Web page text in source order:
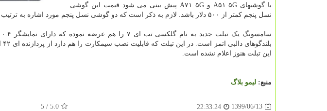
با گوشیهای A۵۱ ۵G و A۷۱ ۵G پیش بینی می شود قیمت این گوشی
نسل پنجم کمتر از ۵۰۰ دلار باشد. لازم به ذکر است که دو گوشی نسل پنجم مورد اشاره به ترتیب ۵۰۰ و ۶۰۰ دلار قیمت داشته اند.
این تبلت هنوز اعلام نشده است.
منبع: لیمو بلاگ
1399/06/13
22:33:24
5.0
/ 5